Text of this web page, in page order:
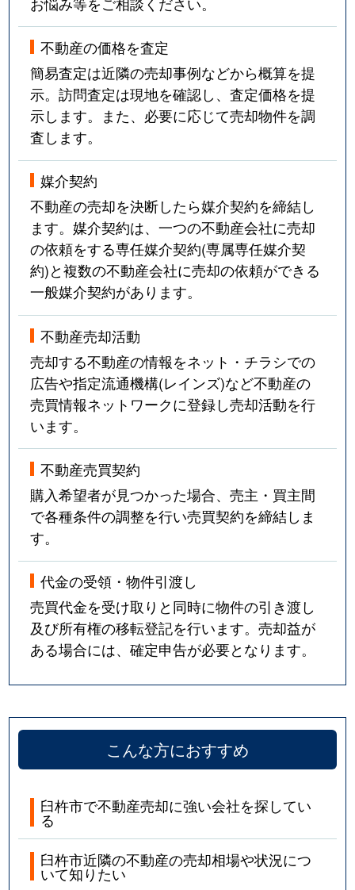
不動産の価格を査定
簡易査定は近隣の売却事例などから概算を提
示。訪問査定は現地を確認し、査定価格を提
示します。また、必要に応じて売却物件を調
査します。
媒介契約
不動産の売却を決断したら媒介契約を締結し
ます。媒介契約は、一つの不動産会社に売却
の依頼をする専任媒介契約(専属専任媒介契
約)と複数の不動産会社に売却の依頼ができる
一般媒介契約があります。
不動産売却活動
売却する不動産の情報をネット・チラシでの
広告や指定流通機構(レインズ)など不動産の
売買情報ネットワークに登録し売却活動を行
います。
不動産売買契約
購入希望者が見つかった場合、売主・買主間
で各種条件の調整を行い売買契約を締結しま
す。
代金の受領・物件引渡し
売買代金を受け取りと同時に物件の引き渡し
及び所有権の移転登記を行います。売却益が
ある場合には、確定申告が必要となります。
こんな方におすすめ
臼杵市で不動産売却に強い会社を探してい
る
臼杵市近隣の不動産の売却相場や状況につ
いて知りたい